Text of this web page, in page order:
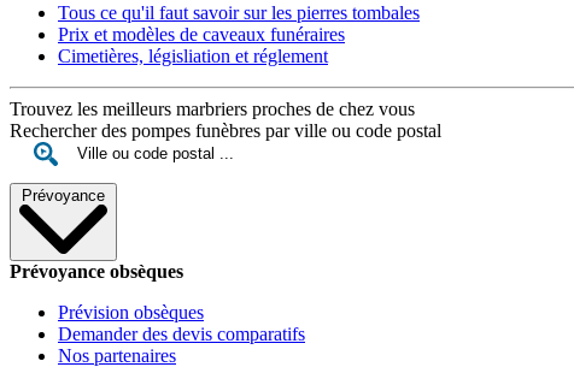
Tous ce qu'il faut savoir sur les pierres tombales
Prix et modèles de caveaux funéraires
Cimetières, législiation et réglement
Trouvez les meilleurs marbriers proches de chez vous
Rechercher des pompes funèbres par ville ou code postal
Prévoyance
Prévoyance obsèques
Prévision obsèques
Demander des devis comparatifs
Nos partenaires